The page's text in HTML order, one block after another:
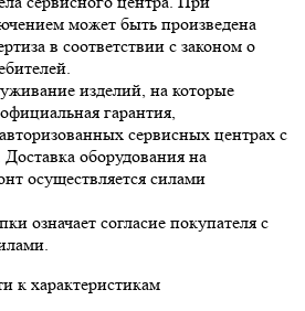
может быть произведена
в соответствии с законом о
изделий, на которые
гарантия,
сервисных центрах с
оборудования на
осуществляется силами
означает согласие покупателя с
к характеристикам